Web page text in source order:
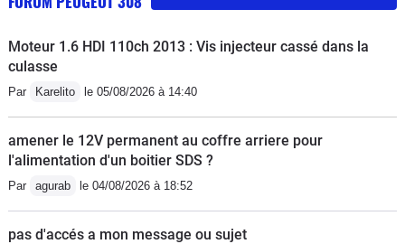
Moteur 1.6 HDI 110ch 2013 : Vis injecteur cassé dans la
culasse
Par Karelito le 05/08/2026 à 14:40
amener le 12V permanent au coffre arriere pour
l'alimentation d'un boitier SDS ?
Par agurab le 04/08/2026 à 18:52
pas d'accés a mon message ou sujet